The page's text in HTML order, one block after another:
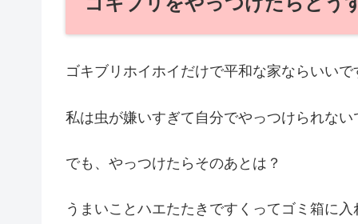
ゴキブリホイホイだけで平和な家ならいい
私は虫が嫌いすぎて自分でやっつけられな
でも、やっつけたらそのあとは？
うまいことハエたたきですくってゴミ箱に